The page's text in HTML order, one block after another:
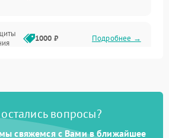
1000 ₽ Подробнее →
1000 ₽ Подробнее →
вопросы?
мы свяжемся с Вами в ближайшее